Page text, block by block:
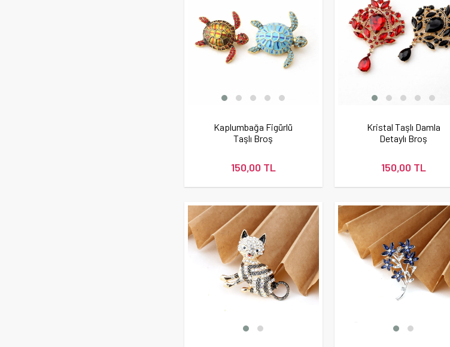
Kaplumbağa Figürlü
Taşlı Broş
150,00 TL
Kristal Taşlı Damla
Detaylı Broş
150,00 TL